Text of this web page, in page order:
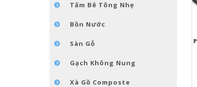
Tấm Bê Tông Nhẹ
Bồn Nước
Sàn Gỗ
Gạch Không Nung
Xà Gồ Composte